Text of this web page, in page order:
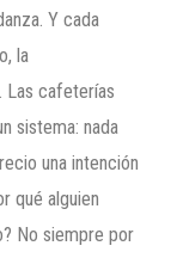
Y cada
la
Las cafeterías
sistema: nada
una intención
qué alguien
No siempre por